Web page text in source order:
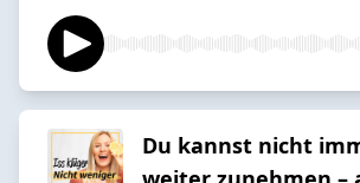
Du kannst nicht